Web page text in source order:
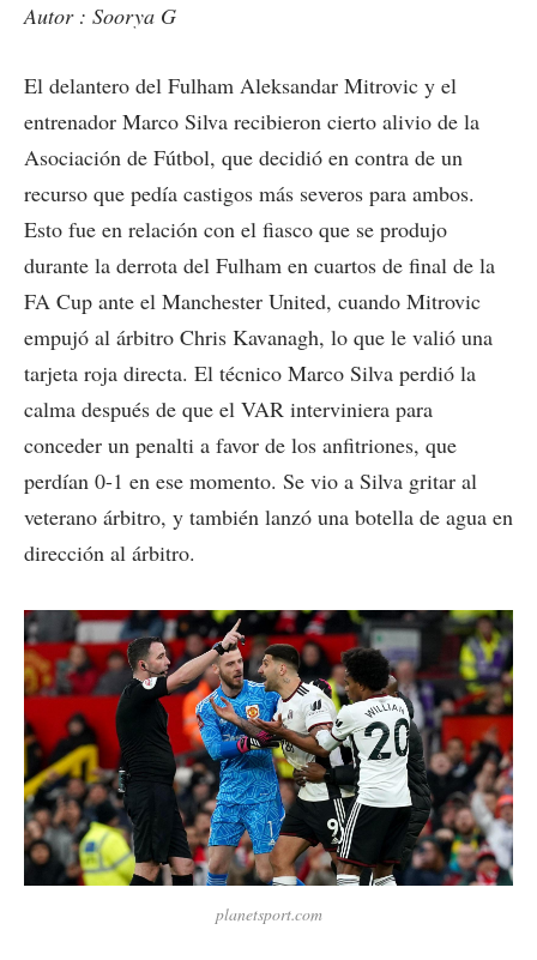
Autor : Soorya G
El delantero del Fulham Aleksandar Mitrovic y el
entrenador Marco Silva recibieron cierto alivio de la
Asociación de Fútbol, que decidió en contra de un
recurso que pedía castigos más severos para ambos.
Esto fue en relación con el fiasco que se produjo
durante la derrota del Fulham en cuartos de final de la
FA Cup ante el Manchester United, cuando Mitrovic
empujó al árbitro Chris Kavanagh, lo que le valió una
tarjeta roja directa. El técnico Marco Silva perdió la
calma después de que el VAR interviniera para
conceder un penalti a favor de los anfitriones, que
perdían 0-1 en ese momento. Se vio a Silva gritar al
veterano árbitro, y también lanzó una botella de agua en
dirección al árbitro.
planetsport.com